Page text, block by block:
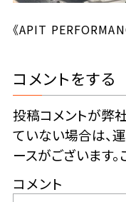
《APIT
コメントをする
投稿コメントが弊
ていない場合は、
ースがございます。
コメント